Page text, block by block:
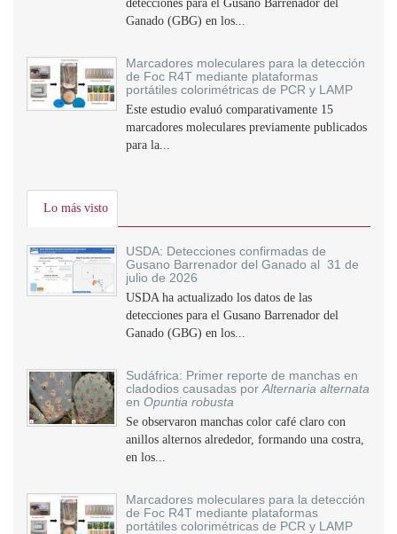
detecciones para el Gusano Barrenador del
Ganado (GBG) en los...
Marcadores moleculares para la detección
de Foc R4T mediante plataformas
portátiles colorimétricas de PCR y LAMP
Este estudio evaluó comparativamente 15
marcadores moleculares previamente publicados
para la...
Lo más visto
USDA: Detecciones confirmadas de
Gusano Barrenador del Ganado al 31 de
julio de 2026
USDA ha actualizado los datos de las
detecciones para el Gusano Barrenador del
Ganado (GBG) en los...
Sudáfrica: Primer reporte de manchas en
cladodios causadas por Alternaria alternata
en Opuntia robusta
Se observaron manchas color café claro con
anillos alternos alrededor, formando una costra,
en los...
Marcadores moleculares para la detección
de Foc R4T mediante plataformas
portátiles colorimétricas de PCR y LAMP